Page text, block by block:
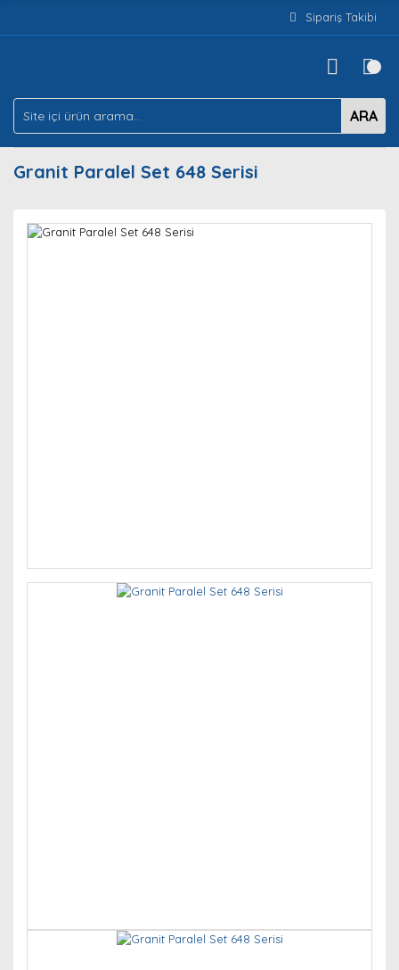
Sipariş Takibi
ARA
Granit Paralel Set 648 Serisi